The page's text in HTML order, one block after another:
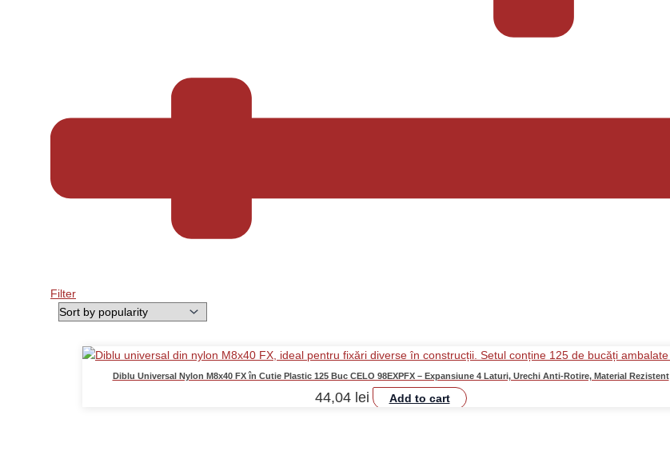
Filter
Diblu Universal Nylon M8x40 FX în Cutie Plastic 125 Buc CELO 98EXPFX – Expansiune 4 Laturi, Urechi Anti-Rotire, Material Rezistent
44,04 lei Add to cart